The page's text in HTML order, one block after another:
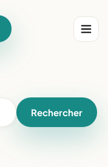
Rechercher